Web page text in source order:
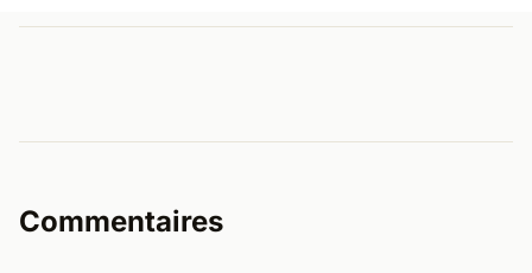
Commentaires